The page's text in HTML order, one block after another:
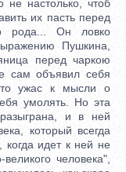
не настолько, чтоб
их пасть перед
рода... Он ловко
Пушкина,
перед чаркою
сам объявил себя
то ужас к мысли о
умолять. Но эта
и в ней
который всегда
идет к ней не
человека",